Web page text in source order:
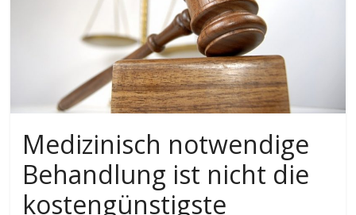
Medizinisch notwendige
Behandlung ist nicht die
kostengünstigste